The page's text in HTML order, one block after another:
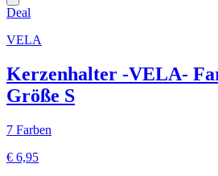
Deal
VELA
Kerzenhalter -VELA-
Größe S
7 Farben
€ 6,95